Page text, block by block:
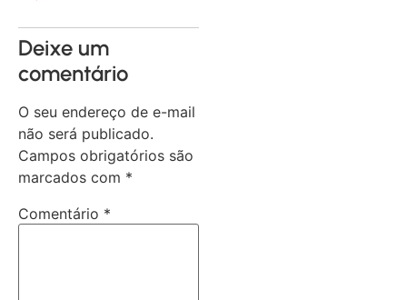
Deixe um
comentário
O seu endereço de e-mail
não será publicado.
Campos obrigatórios são
marcados com *
Comentário *